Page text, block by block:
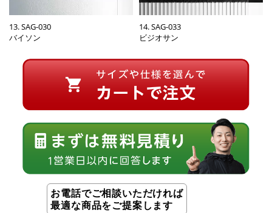
13. SAG-030
バイソン
14. SAG-033
ビジオサン
お電話でご相談いただければ
最適な商品をご提案します